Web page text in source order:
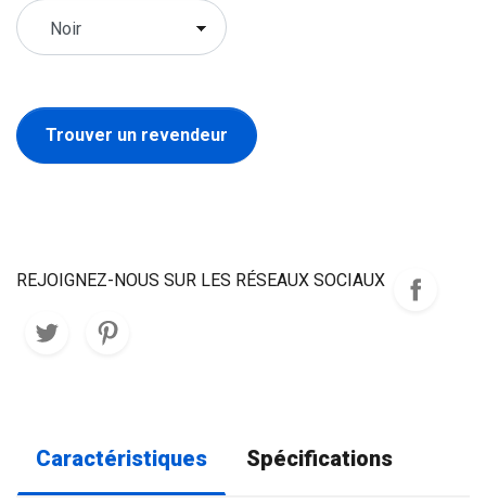
Trouver un revendeur
REJOIGNEZ-NOUS SUR LES RÉSEAUX SOCIAUX
Caractéristiques Spécifications